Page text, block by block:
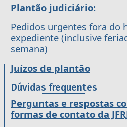
Plantão judiciário:
Pedidos urgentes fora do
expediente (inclusive
semana)
Juízos de plantão
Dúvidas frequentes
Perguntas e respostas
formas de contato da